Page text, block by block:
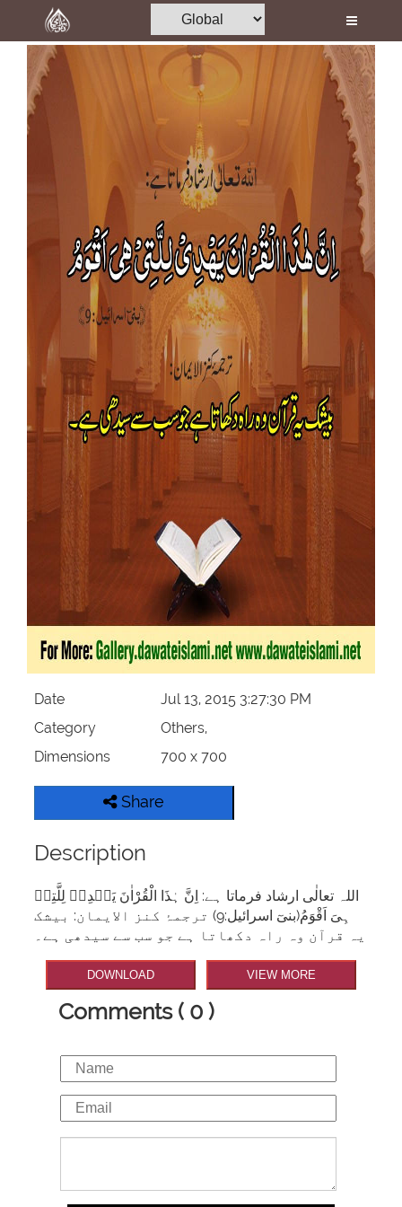
Home
Al-Quran
Books
Media
Rohani Ilaj
Departments
Our Websites
Date
Jul 13, 2015 3:27:30 PM
Category
Others,
Dimensions
700 x 700
Share
Description
اللہ تعالٰی ارشاد فرماتا ہے: اِنَّ ہٰذَا الْقُرْاٰنَ یَہۡدِیۡ لِلَّتِیۡ
ہِیَ اَقْوَمُ(بنیٓ اسرائیل:9) ترجمۂ کنز الایمان: بیشک
یہ قرآن وہ راہ دکھاتا ہے جو سب سے سیدھی ہے۔
DOWNLOAD VIEW MORE
Comments ( 0 )